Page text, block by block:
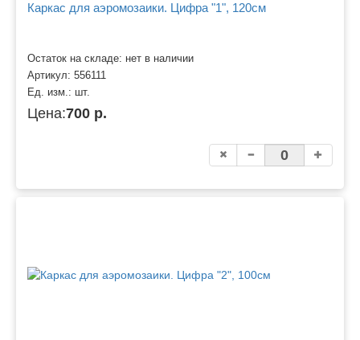
Каркас для аэромозаики. Цифра "1", 120см
Остаток на складе: нет в наличии
Артикул: 556111
Ед. изм.: шт.
Цена:700 р.